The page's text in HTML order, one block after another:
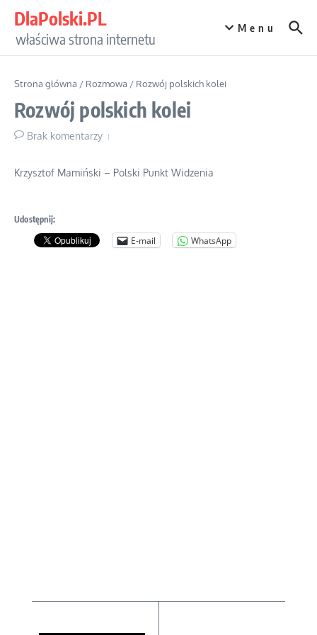
DlaPolski.PL
właściwa strona internetu
Menu
Strona główna / Rozmowa / Rozwój polskich kolei
Rozwój polskich kolei
Brak komentarzy
Krzysztof Mamiński – Polski Punkt Widzenia
Udostępnij:
E-mail WhatsApp